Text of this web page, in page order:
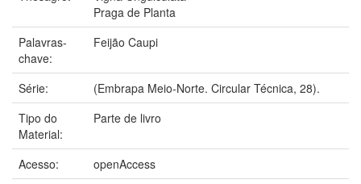
Praga de Planta
Palavras-
chave:
Feijão Caupi
Série:
(Embrapa Meio-Norte. Circular Técnica, 28).
Tipo do
Material:
Parte de livro
Acesso:
openAccess